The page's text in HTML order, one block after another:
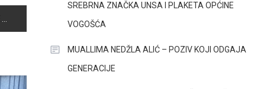
SREBRNA ZNAČKA UNSA I PLAKETA OPĆINE
VOGOŠĆA
MUALLIMA NEDŽLA ALIĆ – POZIV KOJI ODGAJA
GENERACIJE